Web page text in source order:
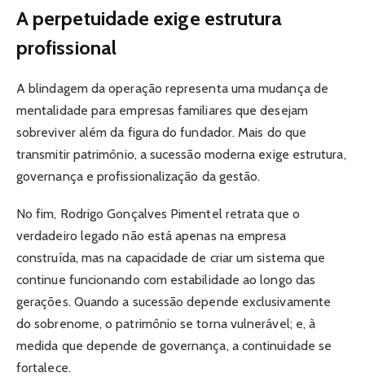
A perpetuidade exige estrutura
profissional
A blindagem da operação representa uma mudança de
mentalidade para empresas familiares que desejam
sobreviver além da figura do fundador. Mais do que
transmitir patrimônio, a sucessão moderna exige estrutura,
governança e profissionalização da gestão.
No fim, Rodrigo Gonçalves Pimentel retrata que o
verdadeiro legado não está apenas na empresa
construída, mas na capacidade de criar um sistema que
continue funcionando com estabilidade ao longo das
gerações. Quando a sucessão depende exclusivamente
do sobrenome, o patrimônio se torna vulnerável; e, à
medida que depende de governança, a continuidade se
fortalece.